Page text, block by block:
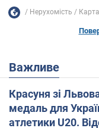
Нерухомість
Важливе
Красуня зі
медаль для
атлетики U20.